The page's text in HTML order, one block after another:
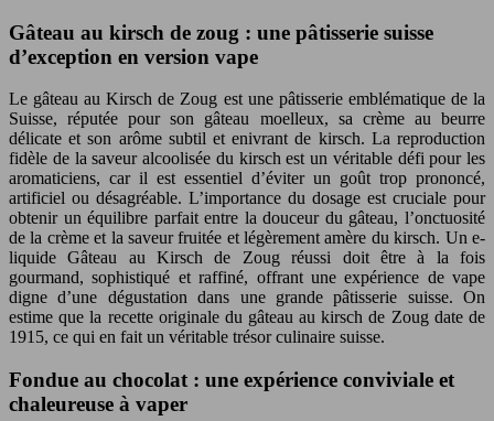
Gâteau au kirsch de zoug : une pâtisserie suisse
d’exception en version vape
Le gâteau au Kirsch de Zoug est une pâtisserie emblématique de la
Suisse, réputée pour son gâteau moelleux, sa crème au beurre
délicate et son arôme subtil et enivrant de kirsch. La reproduction
fidèle de la saveur alcoolisée du kirsch est un véritable défi pour les
aromaticiens, car il est essentiel d’éviter un goût trop prononcé,
artificiel ou désagréable. L’importance du dosage est cruciale pour
obtenir un équilibre parfait entre la douceur du gâteau, l’onctuosité
de la crème et la saveur fruitée et légèrement amère du kirsch. Un e-
liquide Gâteau au Kirsch de Zoug réussi doit être à la fois
gourmand, sophistiqué et raffiné, offrant une expérience de vape
digne d’une dégustation dans une grande pâtisserie suisse. On
estime que la recette originale du gâteau au kirsch de Zoug date de
1915, ce qui en fait un véritable trésor culinaire suisse.
Fondue au chocolat : une expérience conviviale et
chaleureuse à vaper